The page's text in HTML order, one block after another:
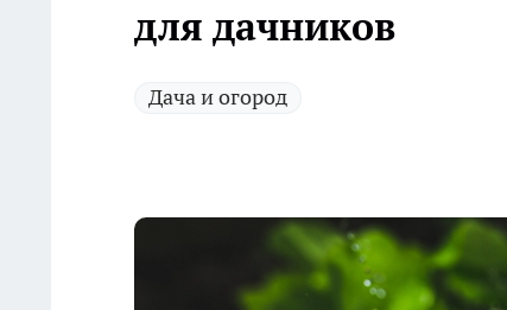
для дачников
Дача и огород